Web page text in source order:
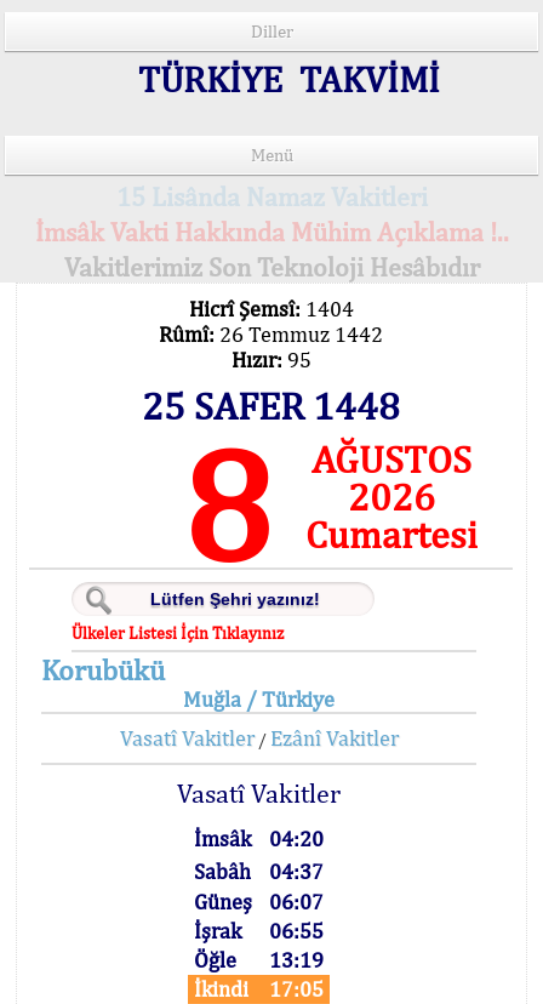
Diller
TÜRKİYE TAKVİMİ
Menü
15 Lisânda Namaz Vakitleri
İmsâk Vakti Hakkında Mühim Açıklama !..
Vakitlerimiz Son Teknoloji Hesâbıdır
Hicrî Şemsî: 1404
Rûmî: 26 Temmuz 1442
Hızır: 95
25 SAFER 1448
8
AĞUSTOS
2026
Cumartesi
Ülkeler Listesi İçin Tıklayınız
Korubükü
Muğla / Türkiye
Vasatî Vakitler/ Ezânî Vakitler
Vasatî Vakitler
İmsâk
04:20
Sabâh
04:37
Güneş
06:07
İşrak
06:55
Öğle
13:19
İkindi
17:05